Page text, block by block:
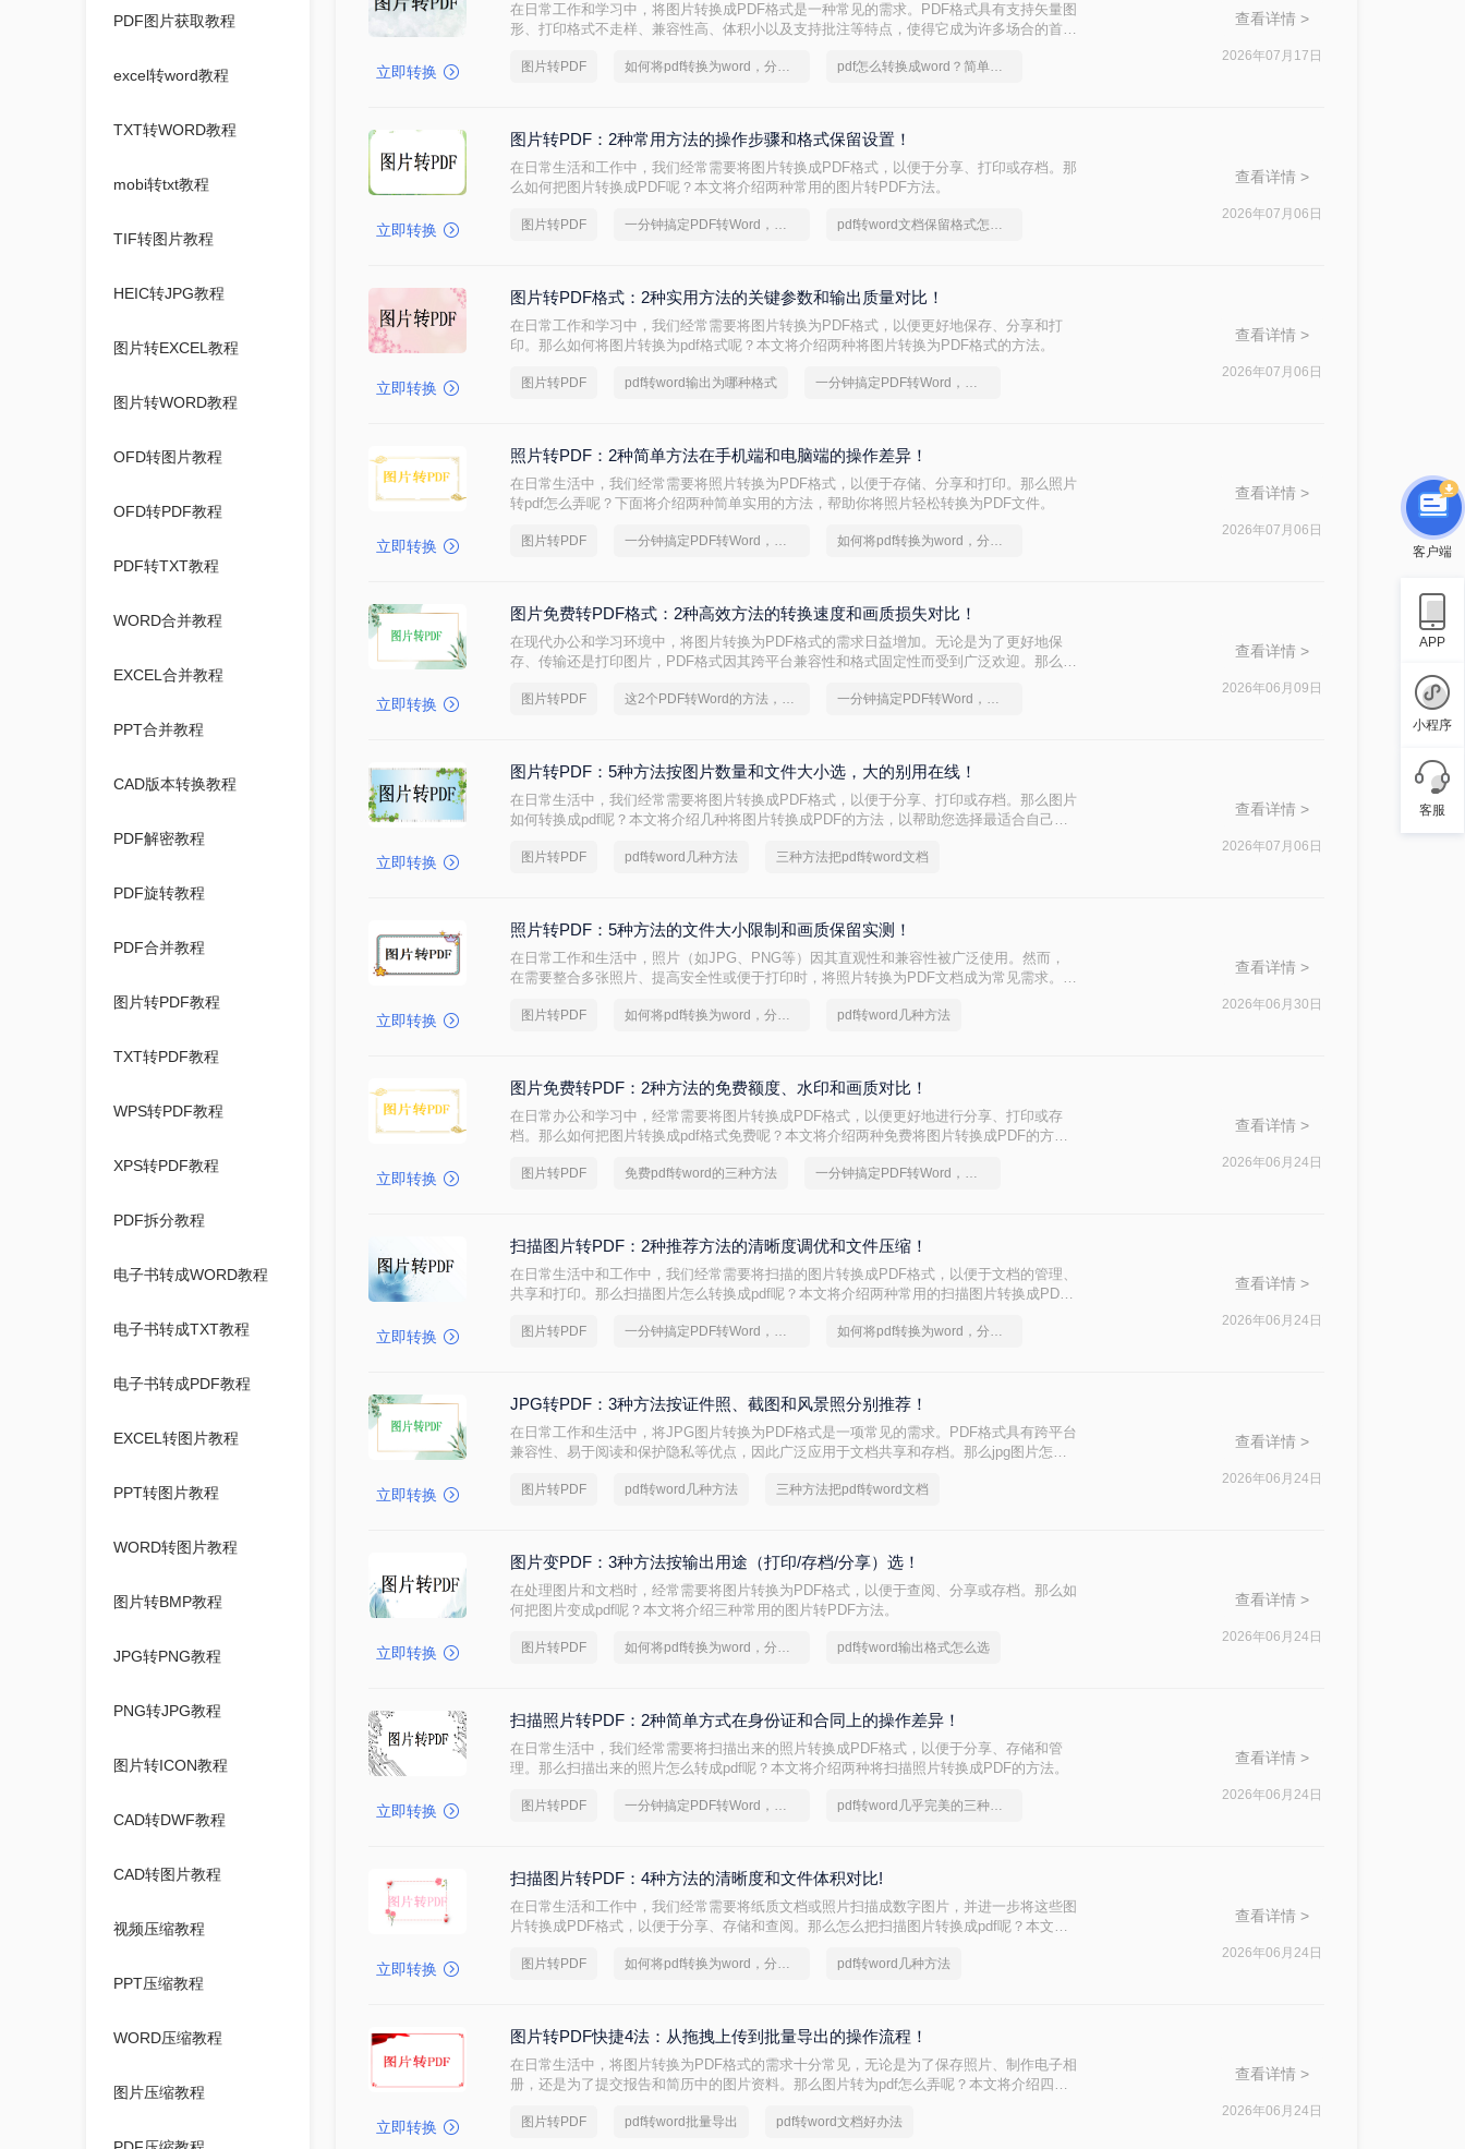
PDF图片获取教程
excel转word教程
TXT转WORD教程
mobi转txt教程
TIF转图片教程
HEIC转JPG教程
图片转EXCEL教程
图片转WORD教程
OFD转图片教程
OFD转PDF教程
PDF转TXT教程
WORD合并教程
EXCEL合并教程
PPT合并教程
CAD版本转换教程
PDF解密教程
PDF旋转教程
PDF合并教程
图片转PDF教程
TXT转PDF教程
WPS转PDF教程
XPS转PDF教程
PDF拆分教程
电子书转成WORD教程
电子书转成TXT教程
电子书转成PDF教程
EXCEL转图片教程
PPT转图片教程
WORD转图片教程
图片转BMP教程
JPG转PNG教程
PNG转JPG教程
图片转ICON教程
CAD转DWF教程
CAD转图片教程
视频压缩教程
PPT压缩教程
WORD压缩教程
图片压缩教程
立即转换
在日常工作和学习中，将图片转换成PDF格式是一种常见的需求。PDF格式具有支持矢量图
形、打印格式不走样、兼容性高、体积小以及支持批注等特点，使得它成为许多场合的首选
图片转PDF 如何将pdf转换为word，分享一种简单的方法 pdf怎么转换成word？简单易学的方法
查看详情 >
2026年07月17日
立即转换
图片转PDF：2种常用方法的操作步骤和格式保留设置！
在日常生活和工作中，我们经常需要将图片转换成PDF格式，以便于分享、打印或存档。那
么如何把图片转换成PDF呢？本文将介绍两种常用的图片转PDF方法。
图片转PDF 一分钟搞定PDF转Word，这2种简单方法，任意选择 pdf转word文档保留格式怎么操作
查看详情 >
2026年07月06日
立即转换
图片转PDF格式：2种实用方法的关键参数和输出质量对比！
在日常工作和学习中，我们经常需要将图片转换为PDF格式，以便更好地保存、分享和打
印。那么如何将图片转换为pdf格式呢？本文将介绍两种将图片转换为PDF格式的方法。
图片转PDF pdf转word输出为哪种格式 一分钟搞定PDF转Word，这2种简单方法，任意选择
查看详情 >
2026年07月06日
立即转换
照片转PDF：2种简单方法在手机端和电脑端的操作差异！
在日常生活中，我们经常需要将照片转换为PDF格式，以便于存储、分享和打印。那么照片
转pdf怎么弄呢？下面将介绍两种简单实用的方法，帮助你将照片轻松转换为PDF文件。
图片转PDF 一分钟搞定PDF转Word，这2种简单方法，任意选择 如何将pdf转换为word，分享一种简单的方法
查看详情 >
2026年07月06日
立即转换
图片免费转PDF格式：2种高效方法的转换速度和画质损失对比！
在现代办公和学习环境中，将图片转换为PDF格式的需求日益增加。无论是为了更好地保
存、传输还是打印图片，PDF格式因其跨平台兼容性和格式固定性而受到广泛欢迎。那么图
图片转PDF 这2个PDF转Word的方法，高效率转换，排版不乱码！ 一分钟搞定PDF转Word，这2种简单方法，任意选择
查看详情 >
2026年06月09日
立即转换
图片转PDF：5种方法按图片数量和文件大小选，大的别用在线！
在日常生活中，我们经常需要将图片转换成PDF格式，以便于分享、打印或存档。那么图片
如何转换成pdf呢？本文将介绍几种将图片转换成PDF的方法，以帮助您选择最适合自己的
图片转PDF pdf转word几种方法 三种方法把pdf转word文档
查看详情 >
2026年07月06日
立即转换
照片转PDF：5种方法的文件大小限制和画质保留实测！
在日常工作和生活中，照片（如JPG、PNG等）因其直观性和兼容性被广泛使用。然而，
在需要整合多张照片、提高安全性或便于打印时，将照片转换为PDF文档成为常见需求。那
助用户根据需求选择最适合的方案。
图片转PDF 如何将pdf转换为word，分享一种简单的方法 pdf转word几种方法
查看详情 >
2026年06月30日
立即转换
图片免费转PDF：2种方法的免费额度、水印和画质对比！
在日常办公和学习中，经常需要将图片转换成PDF格式，以便更好地进行分享、打印或存
档。那么如何把图片转换成pdf格式免费呢？本文将介绍两种免费将图片转换成PDF的方
图片转PDF 免费pdf转word的三种方法 一分钟搞定PDF转Word，这2种简单方法，任意选择
查看详情 >
2026年06月24日
立即转换
扫描图片转PDF：2种推荐方法的清晰度调优和文件压缩！
在日常生活中和工作中，我们经常需要将扫描的图片转换成PDF格式，以便于文档的管理、
共享和打印。那么扫描图片怎么转换成pdf呢？本文将介绍两种常用的扫描图片转换成PDF
图片转PDF 一分钟搞定PDF转Word，这2种简单方法，任意选择 如何将pdf转换为word，分享一种简单的方法
查看详情 >
2026年06月24日
立即转换
JPG转PDF：3种方法按证件照、截图和风景照分别推荐！
在日常工作和生活中，将JPG图片转换为PDF格式是一项常见的需求。PDF格式具有跨平台
兼容性、易于阅读和保护隐私等优点，因此广泛应用于文档共享和存档。那么jpg图片怎么
图片转PDF pdf转word几种方法 三种方法把pdf转word文档
查看详情 >
2026年06月24日
立即转换
图片变PDF：3种方法按输出用途（打印/存档/分享）选！
在处理图片和文档时，经常需要将图片转换为PDF格式，以便于查阅、分享或存档。那么如
何把图片变成pdf呢？本文将介绍三种常用的图片转PDF方法。
图片转PDF 如何将pdf转换为word，分享一种简单的方法 pdf转word输出格式怎么选
查看详情 >
2026年06月24日
立即转换
扫描照片转PDF：2种简单方式在身份证和合同上的操作差异！
在日常生活中，我们经常需要将扫描出来的照片转换成PDF格式，以便于分享、存储和管
理。那么扫描出来的照片怎么转成pdf呢？本文将介绍两种将扫描照片转换成PDF的方法。
图片转PDF 一分钟搞定PDF转Word，这2种简单方法，任意选择 pdf转word几乎完美的三种方式
查看详情 >
2026年06月24日
立即转换
扫描图片转PDF：4种方法的清晰度和文件体积对比!
在日常生活和工作中，我们经常需要将纸质文档或照片扫描成数字图片，并进一步将这些图
片转换成PDF格式，以便于分享、存储和查阅。那么怎么把扫描图片转换成pdf呢？本文将
图片转PDF 如何将pdf转换为word，分享一种简单的方法 pdf转word几种方法
查看详情 >
2026年06月24日
立即转换
图片转PDF快捷4法：从拖拽上传到批量导出的操作流程！
在日常生活中，将图片转换为PDF格式的需求十分常见，无论是为了保存照片、制作电子相
册，还是为了提交报告和简历中的图片资料。那么图片转为pdf怎么弄呢？本文将介绍四种
图片转PDF pdf转word批量导出 pdf转word文档好办法
查看详情 >
2026年06月24日
客户端
APP
小程序
客服